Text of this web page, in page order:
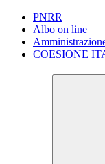
PNRR
Albo on line
COESIONE